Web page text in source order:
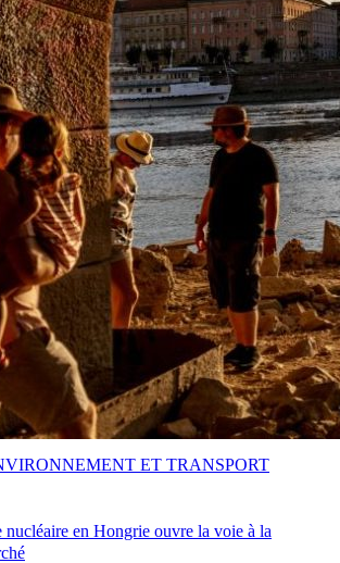
nucléaire en Hongrie ouvre la voie à la
ET TRANSPORT